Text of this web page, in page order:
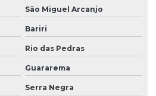
São Miguel Arcanjo
Bariri
Rio das Pedras
Guararema
Serra Negra